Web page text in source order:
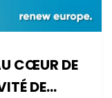
CŒUR DE
DE